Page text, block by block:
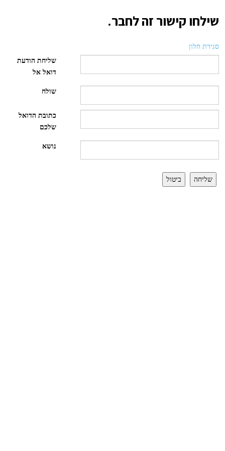
שילחו קישור זה לחבר.
סגירת חלון
שליחת הודעת
דואל אל
שולח
כתובת הדואל
שלכם
נושא
שליחה ביטול